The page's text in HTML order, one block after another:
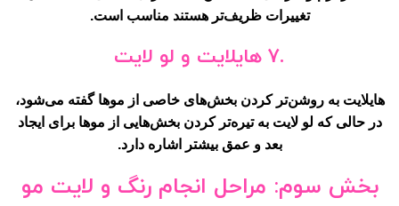
تغییرات ظریف‌تر هستند مناسب است.
.7 هایلایت و لو لایت
هایلایت به روشن‌تر کردن بخش‌های خاصی از موها گفته می‌شود،
در حالی که لو لایت به تیره‌تر کردن بخش‌هایی از موها برای ایجاد
بعد و عمق بیشتر اشاره دارد.
بخش سوم: مراحل انجام رنگ و لایت مو